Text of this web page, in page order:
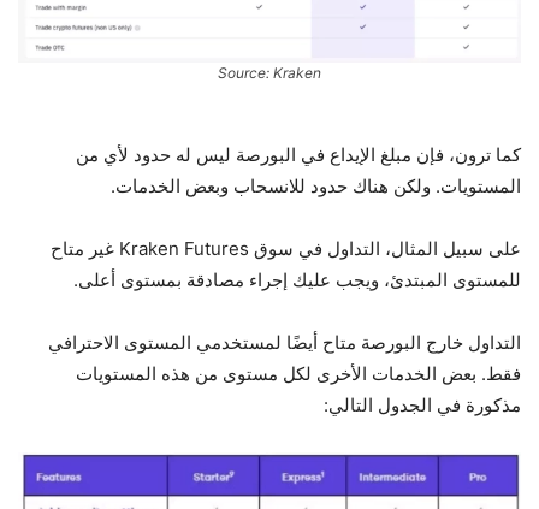
Source: Kraken
كما ترون، فإن مبلغ الإيداع في البورصة ليس له حدود لأي من
المستويات. ولكن هناك حدود للانسحاب وبعض الخدمات.
على سبيل المثال، التداول في سوق Kraken Futures غير متاح
للمستوى المبتدئ، ويجب عليك إجراء مصادقة بمستوى أعلى.
التداول خارج البورصة متاح أيضًا لمستخدمي المستوى الاحترافي
فقط. بعض الخدمات الأخرى لكل مستوى من هذه المستويات
مذكورة في الجدول التالي: